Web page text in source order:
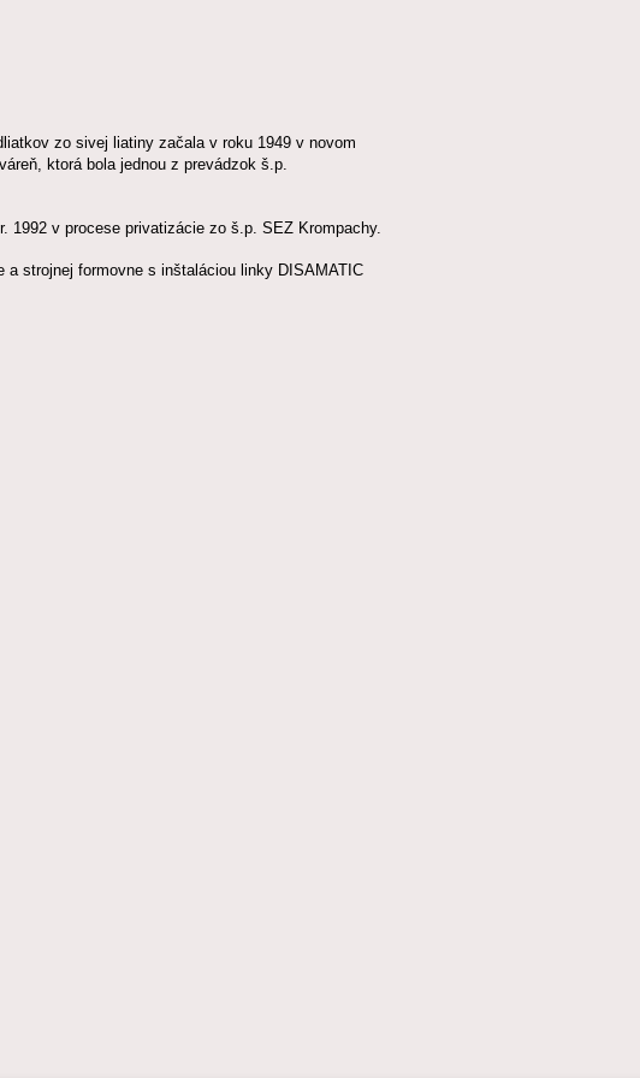
zo sivej liatiny začala v roku 1949 v novom
ktorá bola jednou z prevádzok š.p.
v procese privatizácie zo š.p. SEZ Krompachy.
a strojnej formovne s inštaláciou linky DISAMATIC